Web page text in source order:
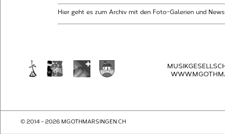
Hier geht es zum Archiv mit den Foto-Galerien und
© 2014 - 2026 MGOTHMARSINGEN.CH